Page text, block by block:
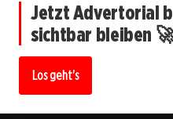
Jetzt Advertorial
sichtbar bleiben
Los geht's